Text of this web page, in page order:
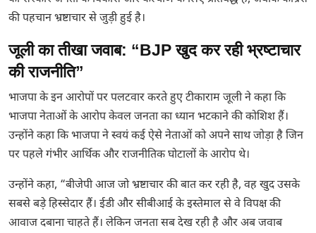
की पहचान भ्रष्टाचार से जुड़ी हुई है।
जूली का तीखा जवाब: “BJP खुद कर रही भ्रष्टाचार
की राजनीति”
भाजपा के इन आरोपों पर पलटवार करते हुए टीकाराम जूली ने कहा कि
भाजपा नेताओं के आरोप केवल जनता का ध्यान भटकाने की कोशिश हैं।
उन्होंने कहा कि भाजपा ने स्वयं कई ऐसे नेताओं को अपने साथ जोड़ा है जिन
पर पहले गंभीर आर्थिक और राजनीतिक घोटालों के आरोप थे।
उन्होंने कहा, “बीजेपी आज जो भ्रष्टाचार की बात कर रही है, वह खुद उसके
सबसे बड़े हिस्सेदार हैं। ईडी और सीबीआई के इस्तेमाल से वे विपक्ष की
आवाज दबाना चाहते हैं। लेकिन जनता सब देख रही है और अब जवाब